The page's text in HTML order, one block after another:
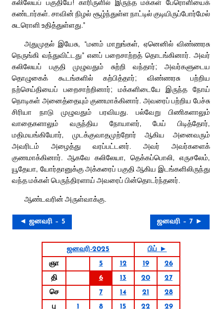
கண்டார்கள். சாவின் நிழல் சூழ்ந்துள்ள நாட்டில் குடியிருப்போர்மேல்
சுடரொளி உதித்துள்ளது.”
அதுமுதல் இயேசு, “மனம் மாறுங்கள், ஏனெனில் விண்ணரசு
நெருங்கி வந்துவிட்டது” எனப் பறைசாற்றத் தொடங்கினார். அவர்
கலிலேயப் பகுதி முழுவதும் சுற்றி வந்தார்; அவர்களுடைய
தொழுகைக் கூடங்களில் கற்பித்தார்; விண்ணரசு பற்றிய
நற்செய்தியைப் பறைசாற்றினார்; மக்களிடையே இருந்த நோய்
நொடிகள் அனைத்தையும் குணமாக்கினார். அவரைப் பற்றிய பேச்சு
சிரியா நாடு முழுவதும் பரவியது. பல்வேறு பிணிகளாலும்
வாதைகளாலும் வருந்திய நோயாளர், பேய் பிடித்தோர்,
மதிமயங்கியோர், முடக்குவாதமுற்றோர் ஆகிய அனைவரும்
அவரிடம் அழைத்து வரப்பட்டனர். அவர் அவர்களைக்
குணமாக்கினார். ஆகவே கலிலேயா, தெக்கப்பொலி, எருசலேம்,
யூதேயா, யோர்தானுக்கு அக்கரைப் பகுதி ஆகிய இடங்களிலிருந்து
வந்த மக்கள் பெருந்திரளாய் அவரைப் பின்தொடர்ந்தனர்.
ஆண்டவரின் அருள்வாக்கு.
◄ ஜனவரி – 5 ஜனவரி – 7 ►
ஜனவரி-2025
பிப் ►
ஞா
5 12 19
26
தி
6 13 20
27
செ
7 14 21
28
பு
1 8 15 22
29